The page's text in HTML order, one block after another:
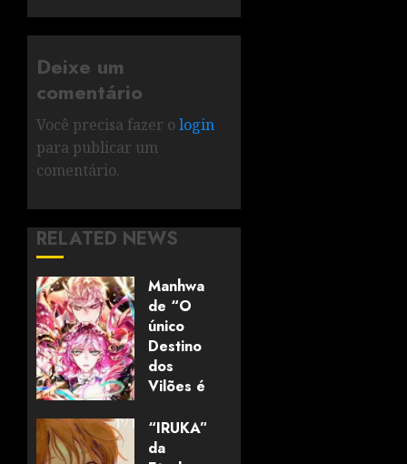
Deixe um
comentário
Você precisa fazer o login
para publicar um
comentário.
RELATED NEWS
Manhwa
de “O
único
Destino
dos
Vilões é
Morte”
termina
“IRUKA”,
da